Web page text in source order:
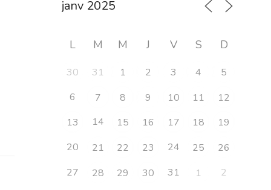
L M M J V S D
30 31 1 2 3 4
5
6
7 8 9 10 11
12
13
14 15 16 17 18
19
20
21 22 23 24 25
26
27
28 29 30 31 1 2